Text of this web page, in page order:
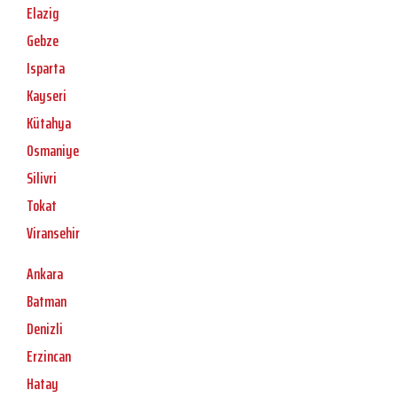
Elazig
Gebze
Isparta
Kayseri
Kütahya
Osmaniye
Silivri
Tokat
Viransehir
Ankara
Batman
Denizli
Erzincan
Hatay